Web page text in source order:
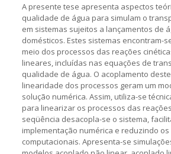
A presente tese apresenta aspectos
qualidade de água para simulam o
em sistemas sujeitos a lançamentos de
domésticos. Estes sistemas encontram-
meio dos processos das reações
lineares, incluídas nas equações de
qualidade de água. O acoplamento
linearidade dos processos geram um
solução numérica. Assim, utiliza-se
para linearizar os processos das
seqüência desacopla-se o sistema,
implementação numérica e reduzindo os
computacionais. Apresenta-se